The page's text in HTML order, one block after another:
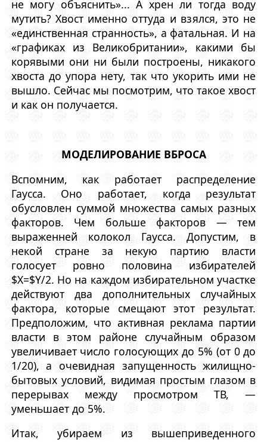
не могу объяснить»... А хрен ли тогда воду
мутить? Хвост именно оттуда и взялся, это не
«единственная странность», а фатальная. И на
«графиках из Великобритании», какими бы
корявыми они ни были построены, никакого
хвоста до упора нету, так что укорить ими не
вышло. Сейчас мы посмотрим, что такое хвост
и как он получается.
МОДЕЛИРОВАНИЕ ВБРОСА
Вспомним, как работает распределение
Гаусса. Оно работает, когда результат
обусловлен суммой множества самых разных
факторов. Чем больше факторов — тем
выраженней колокол Гаусса. Допустим, в
некой стране за некую партию власти
голосует ровно половина избирателей
$X=$Y/2. Но на каждом избирательном участке
действуют два дополнительных случайных
фактора, которые смещают этот результат.
Предположим, что активная реклама партии
власти в этом районе случайным образом
увеличивает число голосующих до 5% (от 0 до
1/20), а очевидная запущенность жилищно-
бытовых условий, видимая простым глазом в
перерывах между просмотром ТВ, —
уменьшает до 5%.
Итак, убираем из вышеприведенного